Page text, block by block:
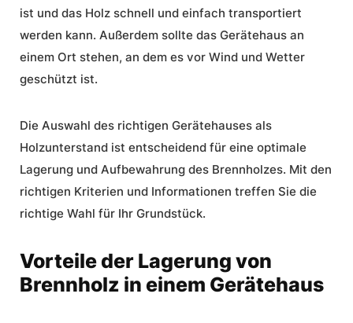
ist und das Holz schnell und einfach transportiert
werden kann. Außerdem sollte das Gerätehaus an
einem Ort stehen, an dem es vor Wind und Wetter
geschützt ist.
Die Auswahl des richtigen Gerätehauses als
Holzunterstand ist entscheidend für eine optimale
Lagerung und Aufbewahrung des Brennholzes. Mit den
richtigen Kriterien und Informationen treffen Sie die
richtige Wahl für Ihr Grundstück.
Vorteile der Lagerung von
Brennholz in einem Gerätehaus